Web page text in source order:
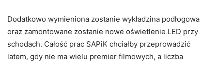
Dodatkowo wymieniona zostanie wykładzina podłogowa
oraz zamontowane zostanie nowe oświetlenie LED przy
schodach. Całość prac SAPiK chciałby przeprowadzić
latem, gdy nie ma wielu premier filmowych, a liczba